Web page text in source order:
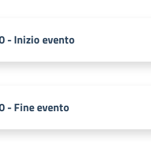
- Inizio evento
- Fine evento